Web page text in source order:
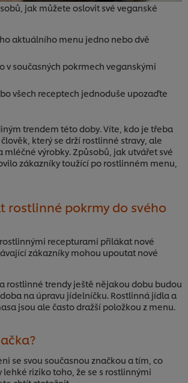
jak můžete oslovit své veganské
aktuálního menu jedno nebo dvě
v současných pokrmech veganskými
všech receptech jednoduše upozaďte
trendem této doby. Víte, kdo je třeba
člověk, který se drží rostlinné stravy, ale
mléčné výrobky. Způsobů, jak utvářet své
zákazníky toužící po rostlinném menu,
rostlinné pokrmy do svého
recepturami přilákat nové
zákazníky mohou upoutat nové
rostlinné trendy ještě nějakou dobu budou
na úpravu jídelníčku. Rostlinná jídla a
jsou ale často dražší položkou z menu.
se svou současnou značkou a tím, co
riziko toho, že se s rostlinnými